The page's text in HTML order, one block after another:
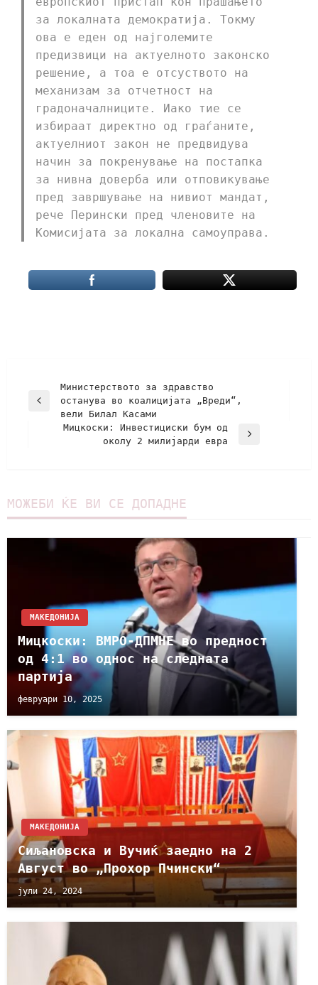
за локалната демократија. Токму
ова е еден од најголемите
предизвици на актуелното законско
решение, а тоа е отсуството на
механизам за отчетност на
градоначалниците. Иако тие се
избираат директно од граѓаните,
актуелниот закон не предвидува
начин за покренување на постапка
за нивна доверба или отповикување
пред завршување на нивиот мандат,
рече Перински пред членовите на
Комисијата за локална самоуправа.
Министерството за здравство
останува во коалицијата „Вреди“,
вели Билал Касами
Мицкоски: Инвестициски бум од
околу 2 милијарди евра
МОЖЕБИ ЌЕ ВИ СЕ ДОПАДНЕ
МАКЕДОНИЈА
Мицкоски: ВМРО-ДПМНЕ во предност
од 4:1 во однос на следната
партија
февруари 10, 2025
МАКЕДОНИЈА
Сиљановска и Вучиќ заедно на 2
Август во „Прохор Пчински“
јули 24, 2024